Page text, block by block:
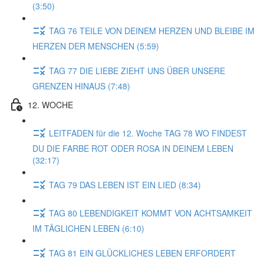
(3:50)
TAG 76 TEILE VON DEINEM HERZEN UND BLEIBE IM
HERZEN DER MENSCHEN (5:59)
TAG 77 DIE LIEBE ZIEHT UNS ÜBER UNSERE
GRENZEN HINAUS (7:48)
12. WOCHE
LEITFADEN für die 12. Woche TAG 78 WO FINDEST
DU DIE FARBE ROT ODER ROSA IN DEINEM LEBEN
(32:17)
TAG 79 DAS LEBEN IST EIN LIED (8:34)
TAG 80 LEBENDIGKEIT KOMMT VON ACHTSAMKEIT
IM TÄGLICHEN LEBEN (6:10)
TAG 81 EIN GLÜCKLICHES LEBEN ERFORDERT